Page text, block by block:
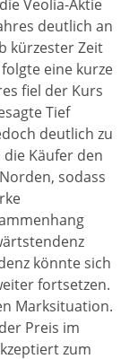
Veolia-Aktie
deutlich an
kürzester Zeit
eine kurze
fiel der Kurs
Tief
deutlich zu
Käufer den
sodass
könnte sich
fortsetzen.
Marksituation.
Preis im
zum